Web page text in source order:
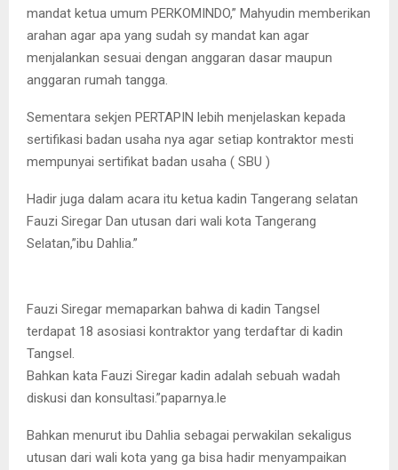
mandat ketua umum PERKOMINDO,” Mahyudin memberikan
arahan agar apa yang sudah sy mandat kan agar
menjalankan sesuai dengan anggaran dasar maupun
anggaran rumah tangga.
Sementara sekjen PERTAPIN lebih menjelaskan kepada
sertifikasi badan usaha nya agar setiap kontraktor mesti
mempunyai sertifikat badan usaha ( SBU )
Hadir juga dalam acara itu ketua kadin Tangerang selatan
Fauzi Siregar Dan utusan dari wali kota Tangerang
Selatan,”ibu Dahlia.”
Fauzi Siregar memaparkan bahwa di kadin Tangsel
terdapat 18 asosiasi kontraktor yang terdaftar di kadin
Tangsel.
Bahkan kata Fauzi Siregar kadin adalah sebuah wadah
diskusi dan konsultasi.”paparnya.le
Bahkan menurut ibu Dahlia sebagai perwakilan sekaligus
utusan dari wali kota yang ga bisa hadir menyampaikan